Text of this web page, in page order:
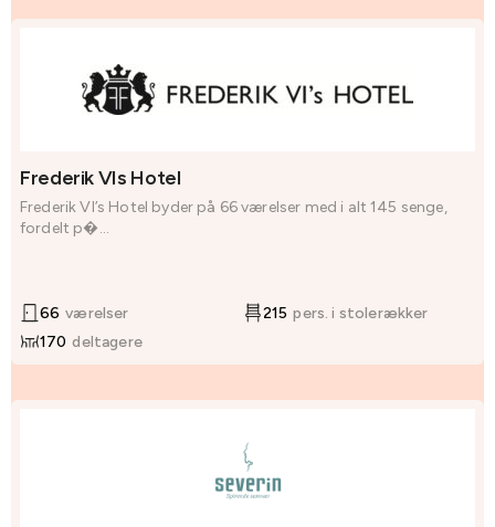
Frederik VIs Hotel
Frederik VI’s Hotel byder på 66 værelser med i alt 145 senge,
fordelt p�...
66 værelser 215 pers. i stolerækker
170 deltagere